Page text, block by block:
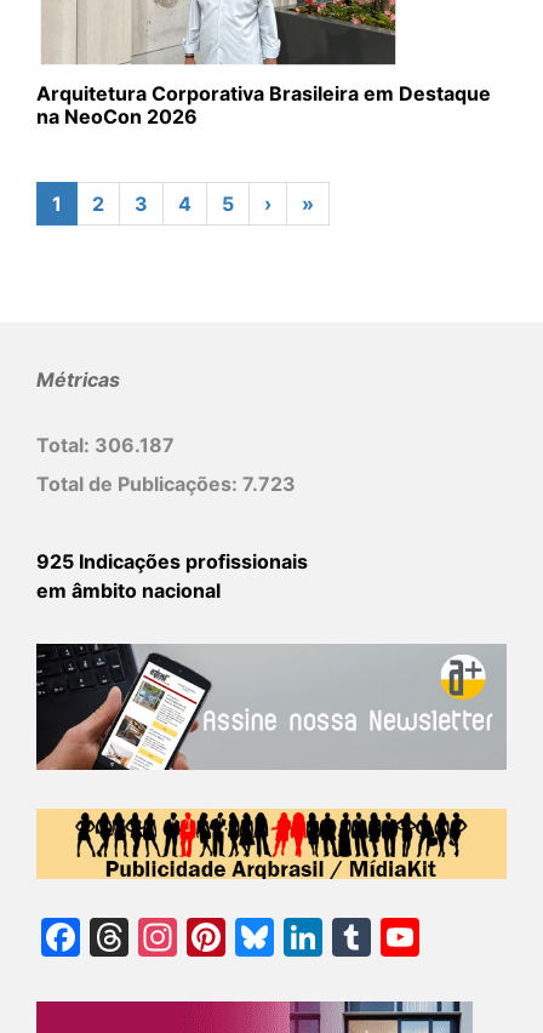
Arquitetura Corporativa Brasileira em Destaque
na NeoCon 2026
1 2 3 4 5 › »
Métricas
Total: 306.187
Total de Publicações: 7.723
925 Indicações profissionais
em âmbito nacional
Facebook
Threads
Instagram
Pinterest
Bluesky
LinkedIn
Tumblr